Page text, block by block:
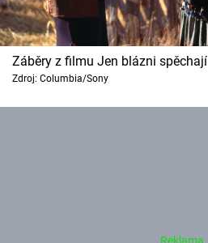
Sledujte nás
Záběry z filmu Jen blázni spěchají
Zdroj: Columbia/Sony